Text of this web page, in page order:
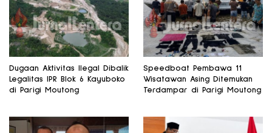
Dugaan Aktivitas Ilegal Dibalik
Legalitas IPR Blok 6 Kayuboko
di Parigi Moutong
Speedboat Pembawa 11
Wisatawan Asing Ditemukan
Terdampar di Parigi Moutong